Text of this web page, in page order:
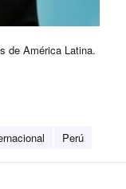
de América Latina.
Perú